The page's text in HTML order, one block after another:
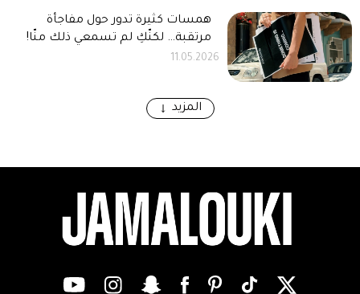
همسات كثيرة تدور حول مفاجأة
مرتقبة… لكنّكِ لم تسمعي ذلك منّا!
11.05.2026
المزيد